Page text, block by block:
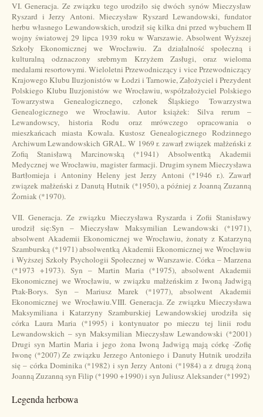
VI. Generacja. Ze związku tego urodziło się dwóch synów Mieczysław
Ryszard i Jerzy Antoni. Mieczysław Ryszard Lewandowski, fundator
herbu własnego Lewandowskich, urodził się kilka dni przed wybuchem II
wojny światowej 29 lipca 1939 roku w Warszawie. Absolwent Wyższej
Szkoły Ekonomicznej we Wrocławiu. Za działalność społeczną i
kulturalną odznaczony srebrnym Krzyżem Zasługi, oraz wieloma
medalami resortowymi. Wieloletni Przewodniczący i vice Przewodniczący
Krajowego Klubu Iluzjonistów w Łodzi i Tarnowie, Założyciel i Prezydent
Polskiego Klubu Iluzjonistów we Wrocławiu, współzałożyciel Polskiego
Towarzystwa Genealogicznego, członek Śląskiego Towarzystwa
Genealogicznego we Wrocławiu. Autor książek: Silva rerum –
Lewandowscy, historia Rodu oraz mrówczego opracowania o
mieszkańcach miasta Kowala. Kustosz Genealogicznego Rodzinnego
Archiwum Lewandowskich GRAL. W 1969 r. zawarł związek małżeński z
Zofią Stanisławą Marcinowską (*1941) Absolwentką Akademii
Medycznej we Wrocławiu, magister farmacji. Drugim synem Mieczysława
Bartłomieja i Antoniny Heleny jest Jerzy Antoni (*1946 r.). Zawarł
związek małżeński z Danutą Hutnik (*1950), a później z Joanną Zuzanną
Żorniak (*1970).
VII. Generacja. Ze związku Mieczysława Ryszarda i Zofii Stanisławy
urodził się:Syn – Mieczysław Maksymilian Lewandowski (*1971),
absolwent Akademii Ekonomicznej we Wrocławiu, żonaty z Katarzyną
Szamburską (*1971) absolwentką Akademii Ekonomicznej we Wrocławiu
i Wyższej Szkoły Psychologii Społecznej w Warszawie. Córka – Marzena
(*1973 +1973). Syn – Martin Maria (*1975), absolwent Akademii
Ekonomicznej we Wrocławiu, w związku małżeńskim z Iwoną Jadwigą
Ptak-Borys. Syn – Mariusz Marek (*1977), absolwent Akademii
Ekonomicznej we Wrocławiu.VIII. Generacja. Ze związku Mieczysława
Maksymiliana i Katarzyny Szamburskiej Lewandowskiej urodziła się
córka Laura Maria (*1995) i kontynuator po mieczu tej linii rodu
Lewandowskich – syn Maksymilian Mieczysław Lewandowski (*2001)
Drugi syn Martin Maria i jego żona Iwoną Jadwigą mają córkę -Zofię
Iwonę (*2007) Ze związku Jerzego Antoniego i Danuty Hutnik urodziła
się – córka Dominika (*1982) i syn Jerzy Antoni (*1984) a z drugą żoną
Joanną Zuzanną syn Filip (*1990 +1990) i syn Juliusz Aleksander (*1992)
Legenda herbowa